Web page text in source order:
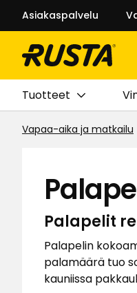
Asiakaspalvelu
Tuotteet
Vapaa-aika ja matkailu
Palapelit
Palapelin
palamäärä tuo
kauniissa